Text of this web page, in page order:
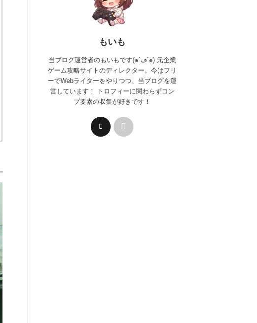
もいも
当ブログ運営者のもいもです(๑´ڡ`๑) 元企業
ゲーム攻略サイトのディレクター。今はフリ
ーでWebライターをやりつつ、当ブログを運
営しています！ トロフィーに関わらずコン
プ要素の収集が好きです！